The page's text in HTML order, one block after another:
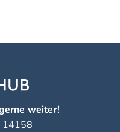
weiter!